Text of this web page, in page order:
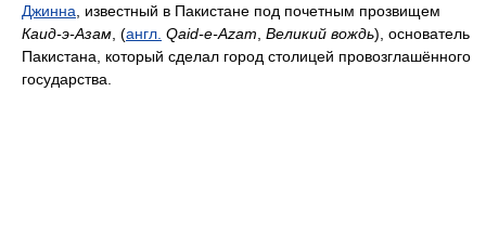
Джинна , известный в Пакистане под почетным прозвищем
Каид-э-Азам , (англ. Qaid-e-Azam Великий вождь), основатель
Пакистана, который сделал город столицей провозглашённого
государства.